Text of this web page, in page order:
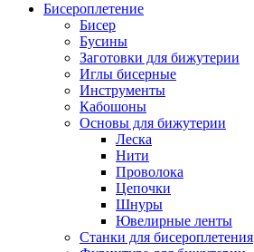
Бисероплетение
Бисер
Бусины
Заготовки для бижутерии
Иглы бисерные
Инструменты
Кабошоны
Основы для бижутерии
Леска
Нити
Проволока
Цепочки
Шнуры
Ювелирные ленты
Станки для бисероплетения